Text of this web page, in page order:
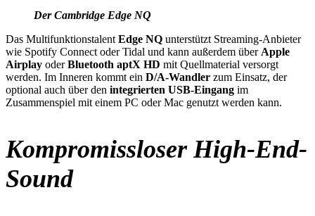
Der Cambridge Edge NQ
Das Multifunktionstalent Edge NQ unterstützt Streaming-Anbieter
wie Spotify Connect oder Tidal und kann außerdem über Apple
Airplay oderBluetooth aptX HD mit Quellmaterial versorgt
werden. Im Inneren kommt ein D/A-Wandler zum Einsatz, der
optional auch über den integrierten USB-Eingang im
Zusammenspiel mit einem PC oder Mac genutzt werden kann.
Kompromissloser High-End-
Sound